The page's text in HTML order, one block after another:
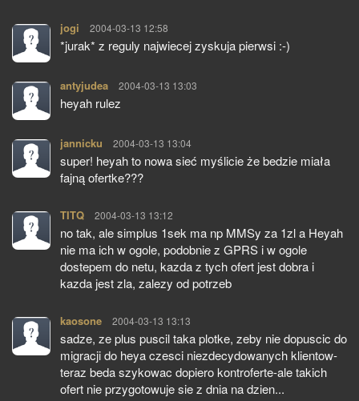
jogi pisze:
2004-03-13 12:58
*jurak* z reguly najwiecej zyskuja pierwsi :-)
antyjudea pisze:
2004-03-13 13:03
heyah rulez
jannicku pisze:
2004-03-13 13:04
super! heyah to nowa sieć myślicie że bedzie miała
fajną ofertke???
TITQ pisze:
2004-03-13 13:12
no tak, ale simplus 1sek ma np MMSy za 1zl a Heyah
nie ma ich w ogole, podobnie z GPRS i w ogole
dostepem do netu, kazda z tych ofert jest dobra i
kazda jest zla, zalezy od potrzeb
kaosone pisze:
2004-03-13 13:13
sadze, ze plus puscil taka plotke, zeby nie dopuscic do
migracji do heya czesci niezdecydowanych klientow-
teraz beda szykowac dopiero kontroferte-ale takich
ofert nie przygotowuje sie z dnia na dzien...